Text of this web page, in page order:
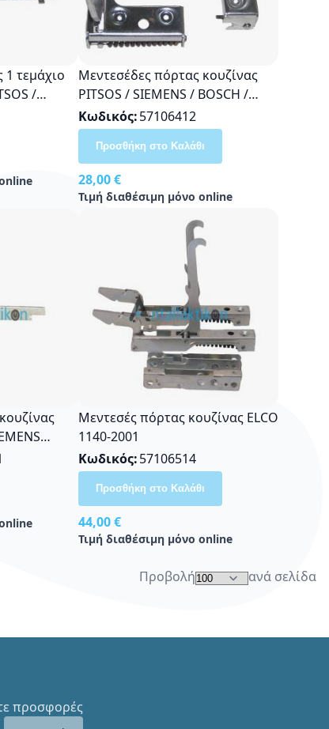
1 τεμάχιο
/
Οriginal
Μεντεσέδες πόρτας κουζίνας
PITSOS / SIEMENS / BOSCH /
NEFF ,δεξής - αριστερός
(ζευγάρι),HBN236AEU/01 ,
HEN352B/01 , HBN236AEU/02
Κωδικός 57106412
28,00 €
Τιμή διαθέσιμη μόνο online
Προσθήκη στο Καλάθι
Μεντεσές πόρτας κουζίνας ΕLCO
1140-2001
Κωδικός 57106514
44,00 €
Τιμή διαθέσιμη μόνο online
Προσθήκη στο Καλάθι
Προβολή ανά σελίδα
προσφορές